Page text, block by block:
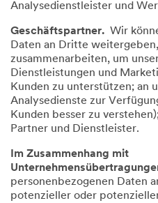
Analysedienstleister und
Geschäftspartner. Wir
Daten an Dritte
zusammenarbeiten, um
Dienstleistungen und
Kunden zu unterstützen; an
Analysedienste zur
Kunden besser zu
Partner und Dienstleister.
Im Zusammenhang mit
personenbezogenen Daten
potenzieller oder